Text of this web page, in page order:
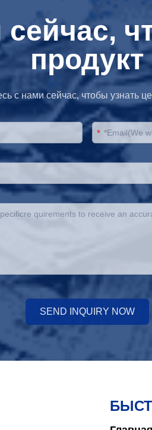
продукт
с нами сейчас, чтобы узнать
*
SEND INQUIRY NOW